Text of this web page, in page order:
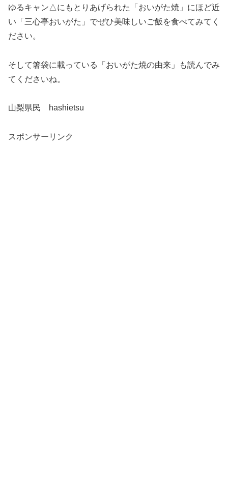
ゆるキャン△にもとりあげられた「おいがた焼」にほど近
い「三心亭おいがた」でぜひ美味しいご飯を食べてみてく
ださい。
そして箸袋に載っている「おいがた焼の由来」も読んでみ
てくださいね。
山梨県民 hashietsu
スポンサーリンク